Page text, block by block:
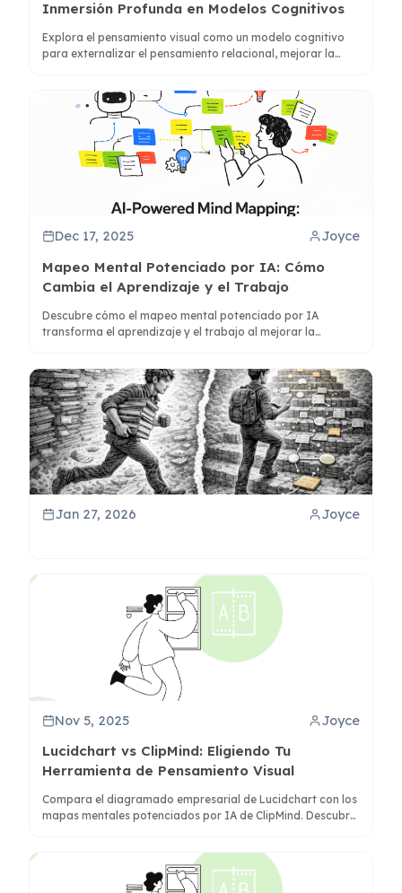
Inmersión Profunda en Modelos Cognitivos
Explora el pensamiento visual como un modelo cognitivo
para externalizar el pensamiento relacional, mejorar la
Dec 17, 2025 Joyce
Mapeo Mental Potenciado por IA: Cómo
Cambia el Aprendizaje y el Trabajo
Descubre cómo el mapeo mental potenciado por IA
transforma el aprendizaje y el trabajo al mejorar la
mejor gestión del conocimiento.
Jan 27, 2026 Joyce
Nov 5, 2025 Joyce
Lucidchart vs ClipMind: Eligiendo Tu
Herramienta de Pensamiento Visual
Compara el diagramado empresarial de Lucidchart con los
mapas mentales potenciados por IA de ClipMind. Descubre